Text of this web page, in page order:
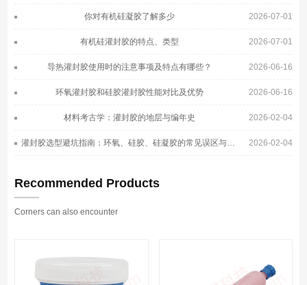
2026-07-01
你对有机硅凝胶了解多少
2026-07-01
有机硅灌封胶的特点、类型
2026-06-16
导热灌封胶使用时的注意事项及特点有哪些？
2026-06-16
环氧灌封胶和硅胶灌封胶性能对比及优势
2026-02-04
材料考古学：灌封胶的地层与编年史
2026-02-04
Recommended Products
Corners can also encounter